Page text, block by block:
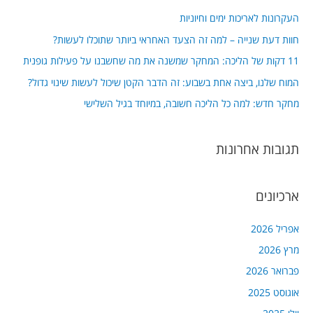
o
r
:
העקרונות לאריכות ימים וחיוניות
חוות דעת שנייה – למה זה הצעד האחראי ביותר שתוכלו לעשות?
11 דקות של הליכה: המחקר שמשנה את מה שחשבנו על פעילות גופנית
המוח שלנו, ביצה אחת בשבוע: זה הדבר הקטן שיכול לעשות שינוי גדול?
מחקר חדש: למה כל הליכה חשובה, במיוחד בגיל השלישי
תגובות אחרונות
ארכיונים
אפריל 2026
מרץ 2026
פברואר 2026
אוגוסט 2025